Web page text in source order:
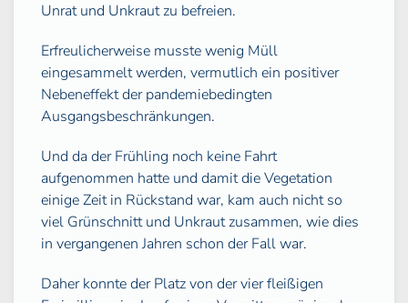
Unrat und Unkraut zu befreien.
Erfreulicherweise musste wenig Müll
eingesammelt werden, vermutlich ein positiver
Nebeneffekt der pandemiebedingten
Ausgangsbeschränkungen.
Und da der Frühling noch keine Fahrt
aufgenommen hatte und damit die Vegetation
einige Zeit in Rückstand war, kam auch nicht so
viel Grünschnitt und Unkraut zusammen, wie dies
in vergangenen Jahren schon der Fall war.
Daher konnte der Platz von der vier fleißigen